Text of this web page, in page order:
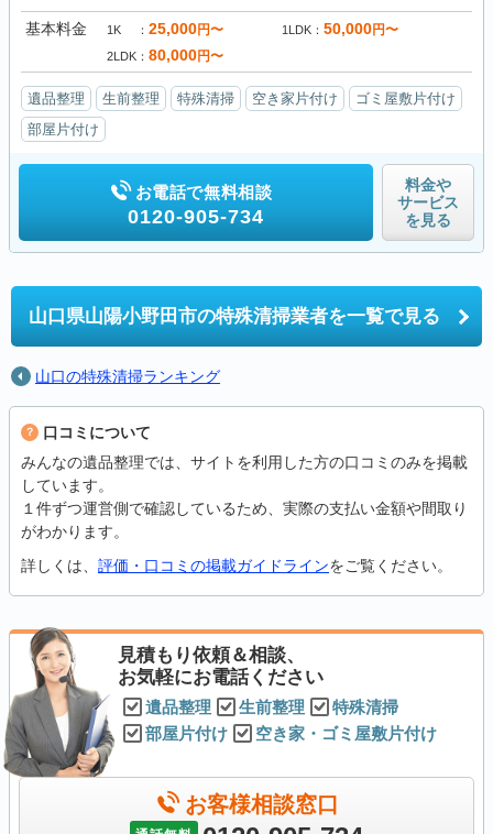
基本料金 1K 25,000円〜 1LDK 50,000円〜
2LDK 80,000円〜
遺品整理 生前整理 特殊清掃 空き家片付け
ゴミ屋敷片付け
部屋片付け
お電話で無料相談
0120-905-734
料金や
サービス
を見る
山口県山陽小野田市の特殊清掃業者を一覧で見る
山口の特殊清掃ランキング
口コミについて
みんなの遺品整理では、サイトを利用した方の口コミのみを掲載
しています。
１件ずつ運営側で確認しているため、実際の支払い金額や間取り
がわかります。
詳しくは、 評価・口コミの掲載ガイドラインをご覧ください。
見積もり依頼＆相談、
お気軽にお電話ください
遺品整理 生前整理
特殊清掃
部屋片付け
空き家・ゴミ屋敷片付け
お客様相談窓口